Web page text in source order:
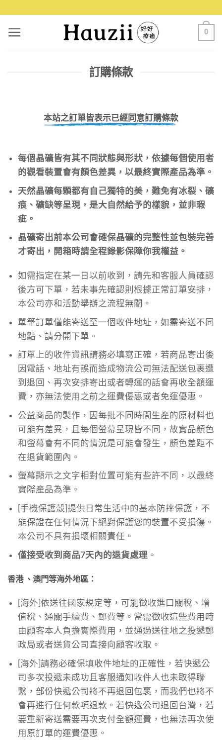
0
訂購條款
本站之訂單皆表示已經同意訂購條款
每個晶礦皆有其不同狀態與形狀，依據每個使用者
的觀看裝置會有顏色差異，以最終實際產品為準。
天然晶礦每顆都有自己獨特的美，難免有冰裂、礦
痕、礦缺等呈現，是大自然給予的樣貌，並非瑕
疵。
晶礦寄出前本公司會確保晶礦的完整性並包裝完善
才寄出，開箱時請全程錄影保障你我權益。
如需指定在某一日以前收到，請先和客服人員確認
後方可下單，若未事先確認則根據正常訂單安排，
本公司亦和活動舉辦之流程無關。
單筆訂單僅能寄送至一個收件地址，如需寄送不同
地點、請分開下單。
訂單上的收件資訊請務必填寫正確，若商品寄出後
因電話、地址有誤而造成物流公司無法配送包裹遭
到退回、再次安排寄出或者轉運的話會再收全額運
費，亦無法使用之前之運費優惠或者免運優惠。
公益商品的製作，因每批不同時間生產的原材料也
可能有差異，且每個螢幕呈現皆不同，故實品顏色
和螢幕會有不同的情況是可能會發生，顏色差距不
在退貨範圍內。
螢幕顯示之文字相對位置可能有些許不同，以最終
實際產品為準。
[手機保護殼]提供日常生活中的基本防摔保護，不
能保證在任何情況下絕對保護您的裝置不受損傷。
本公司不具有損壞相關責任。
僅接受收到商品7天內的退貨處理 。
香港 、澳門等海外地區：
[海外]依送往國家規定等，可能徵收進口關稅、增
值稅、通關手續費、郵費等。當需徵收這些費用時
由顧客本人負擔實際費用，並通過送往地之投遞郵
政局或者送貨公司直接向顧客收取。
[海外]請務必確保填收件地址的正確性，若快遞公
司多次投遞未成功且客服通知收件人也未取得聯
繫，部份快遞公司將不再退回包裹，而我們也將不
會再進行任何款項退款。若快遞公司退回台灣，若
要重新寄送需要再次支付全額運費，也無法再次使
用原訂單的運費優惠。